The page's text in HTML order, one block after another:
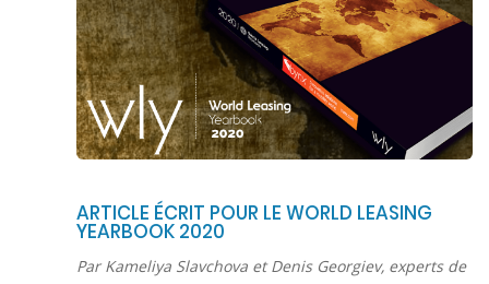
ARTICLE ÉCRIT POUR LE WORLD LEASING
YEARBOOK 2020
Par Kameliya Slavchova et Denis Georgiev, experts de